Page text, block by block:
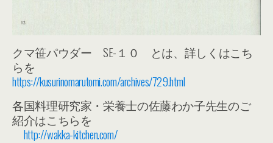
クマ笹パウダー SE-１０ とは、詳しくはこち
らを
https://kusurinomarutomi.com/archives/729.html
各国料理研究家・栄養士の佐藤わか子先生のご
紹介はこちらを
http://wakka-kitchen.com/